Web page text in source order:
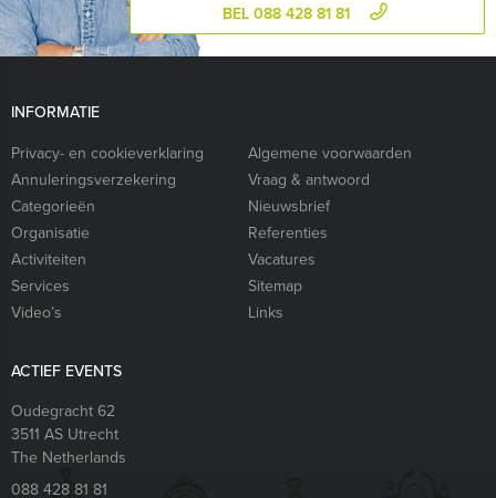
BEL 088 428 81 81
INFORMATIE
Privacy- en cookieverklaring
Algemene voorwaarden
Annuleringsverzekering
Vraag & antwoord
Categorieën
Nieuwsbrief
Organisatie
Referenties
Activiteiten
Vacatures
Services
Sitemap
Video’s
Links
ACTIEF EVENTS
Oudegracht 62
3511 AS Utrecht
The Netherlands
088 428 81 81